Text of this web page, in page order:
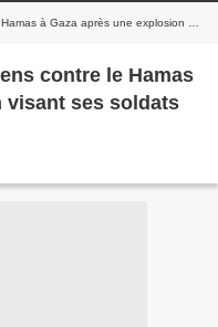
après une explosion visant ses soldats
contre le Hamas
visant ses soldats